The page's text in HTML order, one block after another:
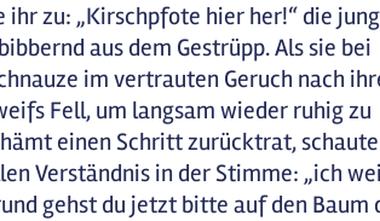
zu: „Kirschpfote hier her!“ die
aus dem Gestrüpp. Als sie bei
im vertrauten Geruch nach
Fell, um langsam wieder ruhig zu
einen Schritt zurücktrat, schaute
Verständnis in der Stimme: „ich
gehst du jetzt bitte auf den Baum